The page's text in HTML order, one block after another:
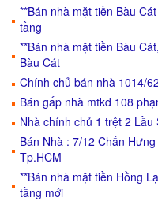
**Bán nhà mặt tiền Bàu
tầng
**Bán nhà mặt tiền Bàu
Bàu Cát
Chính chủ bán nhà 1014/
Bán gấp nhà mtkd 108
Nhà chính chủ 1 trệt 2
Bán Nhà : 7/12 Chấn
Tp.HCM
**Bán nhà mặt tiền Hồng
tầng mới